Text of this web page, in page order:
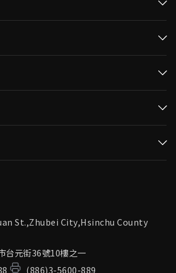
St.,Zhubei City,Hsinchu County
台元街36號10樓之一
(886)3-5600-889